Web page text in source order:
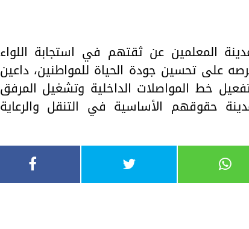
المعلمين عن ثقتهم في استجابة اللواء
على تحسين جودة الحياة للمواطنين، داعين
خط المواصلات الداخلية وتشغيل المرفق
حقوقهم الأساسية في التنقل والرعاية